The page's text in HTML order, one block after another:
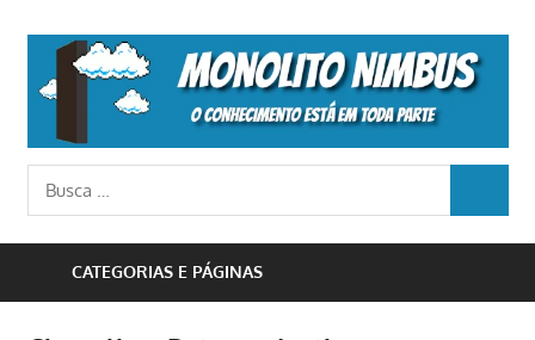
content
o
conhecimento
Busca
para:
CATEGORIAS E PÁGINAS